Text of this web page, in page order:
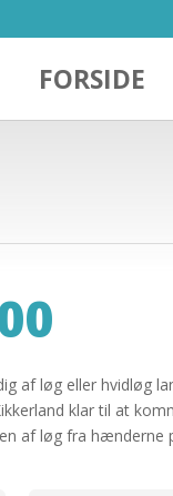
FORSIDE
af løg eller hvidløg
klar til at
af løg fra hænderne